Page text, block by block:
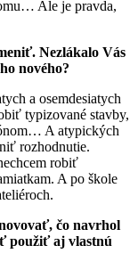
Ale je pravda,
Nezlákalo Vás
nového?
a osemdesiatych
typizované stavby,
A atypických
rozhodnutie.
robiť
A po škole
čo navrhol
použiť aj vlastnú